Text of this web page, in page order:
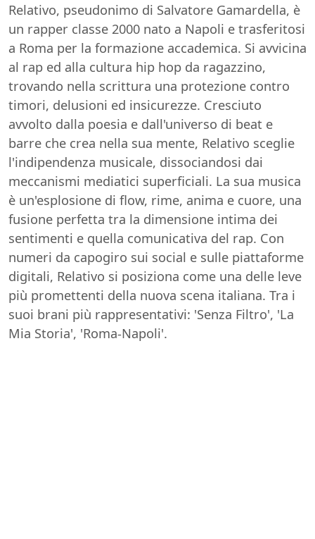
Relativo, pseudonimo di Salvatore Gamardella, è
un rapper classe 2000 nato a Napoli e trasferitosi
a Roma per la formazione accademica. Si avvicina
al rap ed alla cultura hip hop da ragazzino,
trovando nella scrittura una protezione contro
timori, delusioni ed insicurezze. Cresciuto
avvolto dalla poesia e dall'universo di beat e
barre che crea nella sua mente, Relativo sceglie
l'indipendenza musicale, dissociandosi dai
meccanismi mediatici superficiali. La sua musica
è un'esplosione di flow, rime, anima e cuore, una
fusione perfetta tra la dimensione intima dei
sentimenti e quella comunicativa del rap. Con
numeri da capogiro sui social e sulle piattaforme
digitali, Relativo si posiziona come una delle leve
più promettenti della nuova scena italiana. Tra i
suoi brani più rappresentativi: 'Senza Filtro', 'La
Mia Storia', 'Roma-Napoli'.